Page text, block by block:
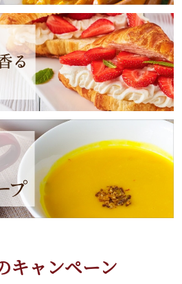
キャンペーン